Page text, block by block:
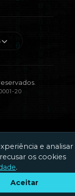
20
Fale Conosco
e analisar
os cookies
.
Aceitar